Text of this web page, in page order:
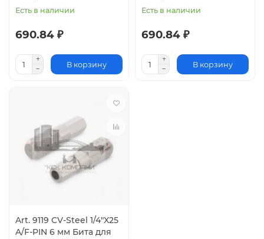
Есть в наличии
690.84 ₽
В корзину
Есть в наличии
690.84 ₽
В корзину
Art. 9119 CV-Steel 1/4"X25
A/F-PIN 6 мм Бита для